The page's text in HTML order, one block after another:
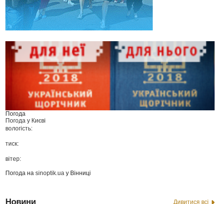
Погода
Погода у Києві
вологість:
тиск:
вітер:
Погода наsinoptik.ua у Вінниці
Новини Дивитися всі